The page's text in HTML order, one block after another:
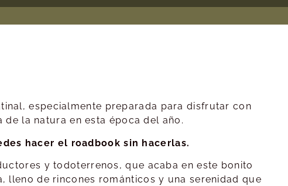
especialmente preparada para disfrutar con
la natura en esta época del año.
hacer el roadbook sin hacerlas.
y todoterrenos, que acaba en este bonito
lleno de rincones románticos y una serenidad que